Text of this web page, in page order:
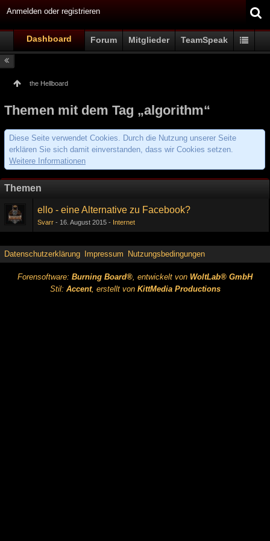
Anmelden oder registrieren
Dashboard Forum Mitglieder TeamSpeak
the Hellboard
Themen mit dem Tag „algorithm“
Diese Seite verwendet Cookies. Durch die Nutzung unserer Seite
erklären Sie sich damit einverstanden, dass wir Cookies setzen.
Weitere Informationen
Themen
ello - eine Alternative zu Facebook?
Svarr 16. August 2015 Internet
Datenschutzerklärung Impressum Nutzungsbedingungen
Forensoftware: Burning Board®, entwickelt von WoltLab® GmbH
Stil: Accent, erstellt von KittMedia Productions